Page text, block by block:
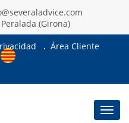
(Girona)
Área Cliente